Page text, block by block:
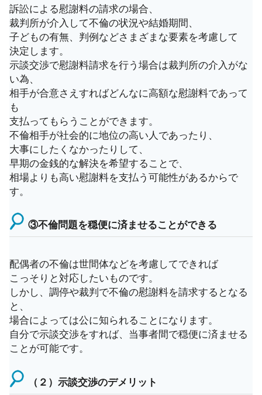
訴訟による慰謝料の請求の場合、
裁判所が介入して不倫の状況や結婚期間、
子どもの有無、判例などさまざまな要素を考慮して
決定します。
示談交渉で慰謝料請求を行う場合は裁判所の介入がな
い為、
相手が合意さえすればどんなに高額な慰謝料であって
も
支払ってもらうことができます。
不倫相手が社会的に地位の高い人であったり、
大事にしたくなかったりして、
早期の金銭的な解決を希望することで、
相場よりも高い慰謝料を支払う可能性があるからで
す。
③不倫問題を穏便に済ませることができる
配偶者の不倫は世間体などを考慮してできれば
こっそりと対応したいものです。
しかし、調停や裁判で不倫の慰謝料を請求するとなる
と、
場合によっては公に知られることになります。
自分で示談交渉をすれば、当事者間で穏便に済ませる
ことが可能です。
（２）示談交渉のデメリット